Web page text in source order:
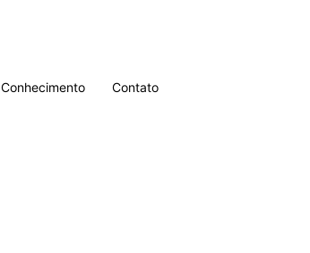
Conhecimento Contato